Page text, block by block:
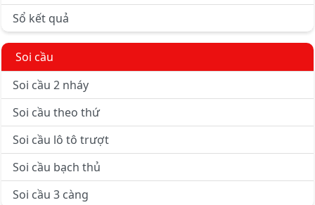
Sổ kết quả
Soi cầu
Soi cầu 2 nháy
Soi cầu theo thứ
Soi cầu lô tô trượt
Soi cầu bạch thủ
Soi cầu 3 càng